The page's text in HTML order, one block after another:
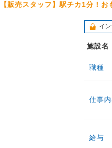
【販売スタッフ】駅チカ1分！
イ
施設名
職種
仕事
給与